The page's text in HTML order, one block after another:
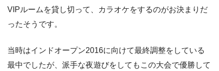
VIPルームを貸し切って、カラオケをするのがお決まりだ
ったそうです。
当時はインドオープン2016に向けて最終調整をしている
最中でしたが、派手な夜遊びをしてもこの大会で優勝して